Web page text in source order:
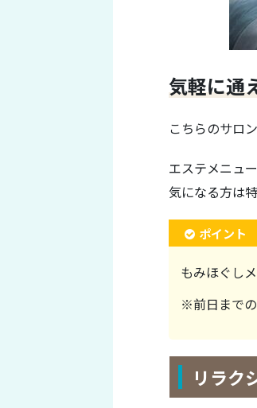
気軽に通
こちらのサロ
エステメニュ
気になる方は
ポイント
もみほぐし
※前日まで
リラク